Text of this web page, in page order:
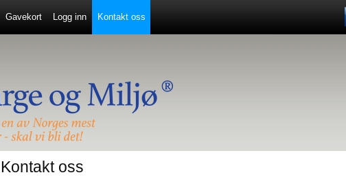
Gavekort Logg inn Kontakt oss
Kontakt oss